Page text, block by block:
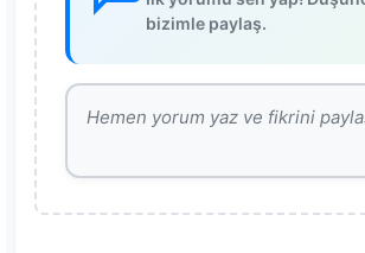
bizimle paylaş.